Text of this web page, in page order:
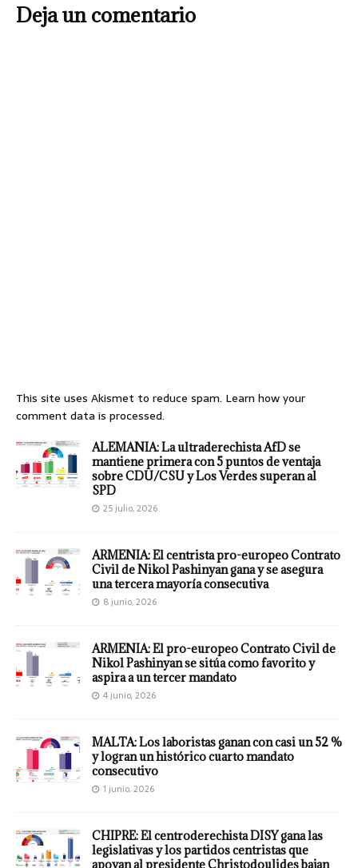
Deja un comentario
This site uses Akismet to reduce spam. Learn how your
comment data is processed.
ALEMANIA: La ultraderechista AfD se
mantiene primera con 5 puntos de ventaja
sobre CDU/CSU y Los Verdes superan al
SPD
25 julio, 2026
ARMENIA: El centrista pro-europeo Contrato
Civil de Nikol Pashinyan gana y se asegura
una tercera mayoría consecutiva
8 junio, 2026
ARMENIA: El pro-europeo Contrato Civil de
Nikol Pashinyan se sitúa como favorito y
aspira a un tercer mandato
4 junio, 2026
MALTA: Los laboristas ganan con casi un 52 %
y logran un histórico cuarto mandato
consecutivo
1 junio, 2026
CHIPRE: El centroderechista DISY gana las
legislativas y los partidos centristas que
apoyan al presidente Christodoulides bajan